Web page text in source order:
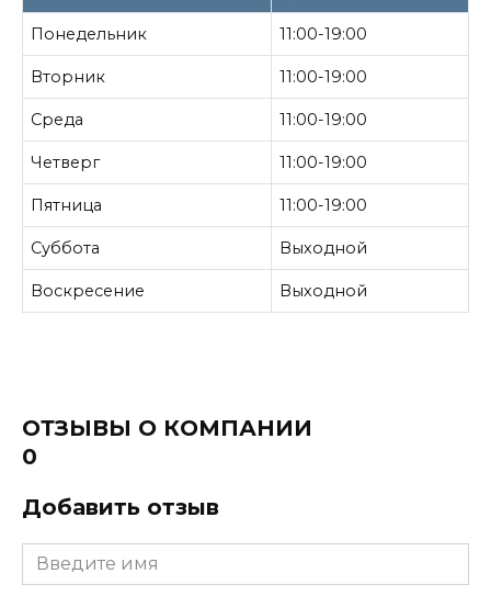
Понедельник 11:00-19:00
Вторник 11:00-19:00
Среда 11:00-19:00
Четверг 11:00-19:00
Пятница 11:00-19:00
Суббота Выходной
Воскресение Выходной
ОТЗЫВЫ О КОМПАНИИ
0
Добавить отзыв